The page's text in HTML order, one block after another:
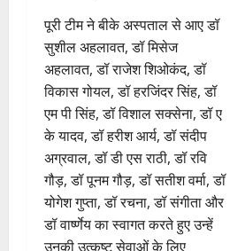
पूरी टीम ने बीके अस्पताल से आए डॉ
सुशील अहलावत, डॉ मिसेज
अहलावत, डॉ राजेश शिओकंद, डॉ
विकास गोयल, डॉ हरजिंदर सिंह, डॉ
एम पी सिंह, डॉ विशाल सक्सेना, डॉ ए
के यादव, डॉ हरीश आर्य, डॉ संदीप
अग्रवाल, डॉ डी एस राठी, डॉ रवि
गौड़, डॉ पूनम गौड़, डॉ सतीश वर्मा, डॉ
योगेश गुप्ता, डॉ रचना, डॉ संगीता और
डॉ वार्ष्णेय का स्वागत करते हुए उन्हें
उनकी उत्कृष्ट सेवाओं के लिए